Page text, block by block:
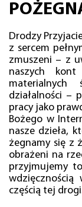
Drodzy
z sercem
zmuszeni – z
naszych
materialnych
działalności –
pracy jako
Bożego w
nasze dzieła,
żegnamy się z
obrażeni na
przyjmujemy
wdzięcznością
częścią tej